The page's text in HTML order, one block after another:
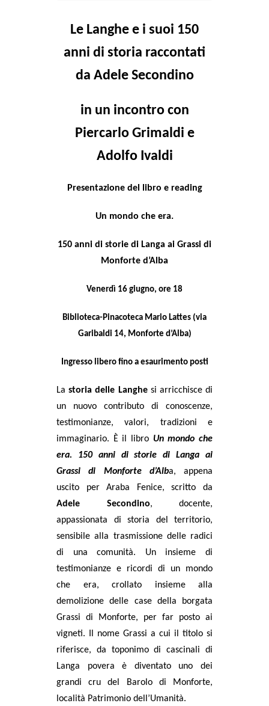
Le Langhe e i suoi 150
anni di storia raccontati
da Adele Secondino
in un incontro con
Piercarlo Grimaldi e
Adolfo Ivaldi
Presentazione del libro e reading
Un mondo che era.
150 anni di storie di Langa ai Grassi di
Monforte d’Alba
Venerdì 16 giugno, ore 18
Biblioteca-Pinacoteca Mario Lattes (via
Garibaldi 14, Monforte d’Alba)
Ingresso libero fino a esaurimento posti
Lastoria delle Langhesi arricchisce di
un nuovo contributo di conoscenze,
testimonianze, valori, tradizioni e
immaginario. È il libro Un mondo che
era.
150 anni di storie di Langa ai
Grassi di Monforte d’Alba, appena
uscito per Araba Fenice, scritto da
Adele Secondino, docente,
appassionata di storia del territorio,
sensibile alla trasmissione delle radici
di una comunità. Un insieme di
testimonianze e ricordi di un mondo
che era, crollato insieme alla
demolizione delle case della borgata
Grassi di Monforte, per far posto ai
vigneti. Il nome Grassi a cui il titolo si
riferisce, da toponimo di cascinali di
Langa povera è diventato uno dei
grandicru del Barolo di Monforte,
località Patrimonio dell’Umanità.